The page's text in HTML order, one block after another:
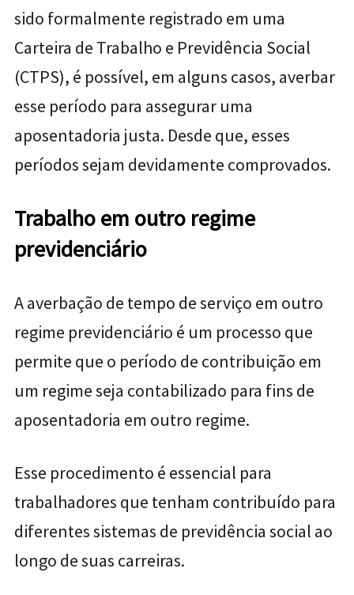
sido formalmente registrado em uma
Carteira de Trabalho e Previdência Social
(CTPS), é possível, em alguns casos, averbar
esse período para assegurar uma
aposentadoria justa. Desde que, esses
períodos sejam devidamente comprovados.
Trabalho em outro regime
previdenciário
A averbação de tempo de serviço em outro
regime previdenciário é um processo que
permite que o período de contribuição em
um regime seja contabilizado para fins de
aposentadoria em outro regime.
Esse procedimento é essencial para
trabalhadores que tenham contribuído para
diferentes sistemas de previdência social ao
longo de suas carreiras.